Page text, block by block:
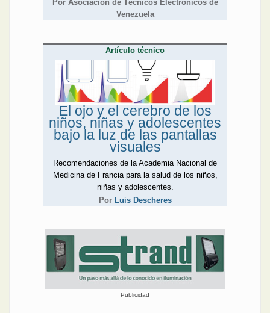
Por Asociación de Técnicos Electrónicos de
Venezuela
Artículo técnico
El ojo y el cerebro de los
niños, niñas y adolescentes
bajo la luz de las pantallas
visuales
Recomendaciones de la Academia Nacional de
Medicina de Francia para la salud de los niños,
niñas y adolescentes.
Por Luis Descheres
Publicidad